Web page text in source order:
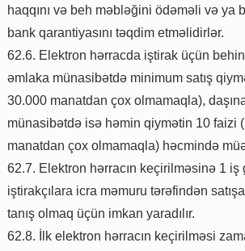
haqqını və beh məbləğini ödəməli və ya
bank qarantiyasını təqdim etməlidirlər.
62.6. Elektron hərracda iştirak üçün
əmlaka münasibətdə minimum satış
30.000 manatdan çox olmamaqla),
münasibətdə isə həmin qiymətin 10 faizi
manatdan çox olmamaqla) həcmində
62.7. Elektron hərracın keçirilməsinə 1
iştirakçılara icra məmuru tərəfindən
tanış olmaq üçün imkan yaradılır.
62.8. İlk elektron hərracın keçirilməsi